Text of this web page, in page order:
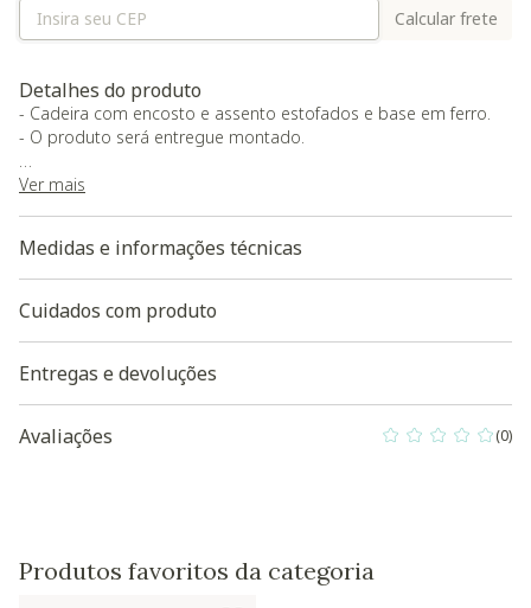
Calcular frete
Detalhes do produto
- Cadeira com encosto e assento estofados e base em ferro.
- O produto será entregue montado.
Baixe aqui a modelagem 3D do produto
Ver mais
Medidas e informações técnicas
Cuidados com produto
Entregas e devoluções
Avaliações 0 out of 5 (0)
Produtos favoritos da categoria